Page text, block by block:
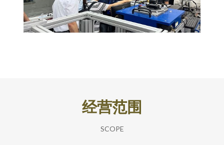
经营范围
SCOPE